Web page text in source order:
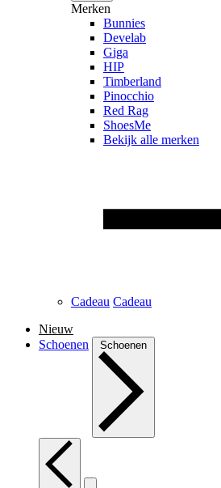
Merken
Bunnies
Develab
Giga
HIP
Timberland
Pinocchio
Red Rag
ShoesMe
Bekijk alle merken
Cadeau Cadeau
Nieuw
Schoenen
Schoenen